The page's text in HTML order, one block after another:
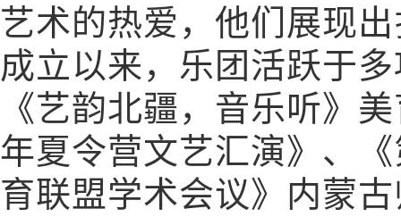
艺术的热爱，他们展现
成立以来，乐团活跃于
《艺韵北疆，音乐听》
年夏令营文艺汇演》、
育联盟学术会议》内蒙